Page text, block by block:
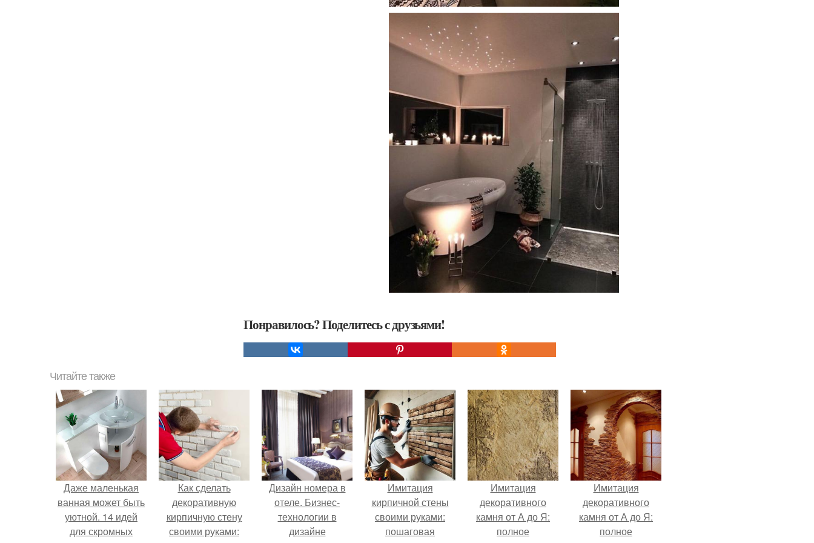
Понравилось? Поделитесь с друзьями!
Читайте также
Даже маленькая
ванная может быть
уютной. 14 идей
для скромных
Как сделать
декоративную
кирпичную стену
своими руками:
Дизайн номера в
отеле. Бизнес-
технологии в
дизайне
Имитация
кирпичной стены
своими руками:
пошаговая
Имитация
декоративного
камня от А до Я:
полное
Имитация
декоративного
камня от А до Я:
полное